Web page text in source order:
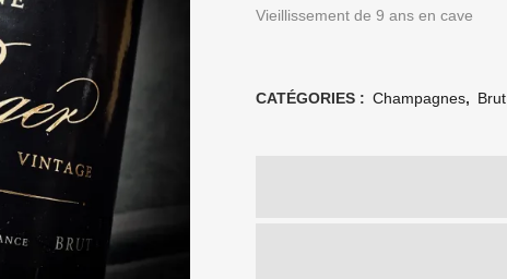
Vieillissement de 9 ans en cave
CATÉGORIES : Champagnes, Brut